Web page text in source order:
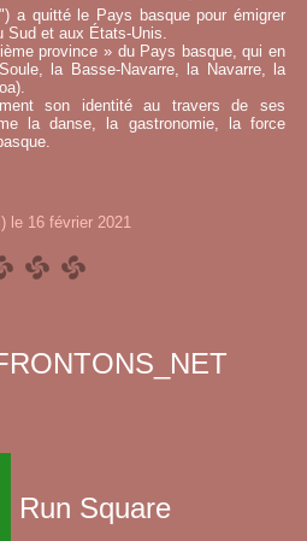
a quitté le Pays basque pour émigrer
Sud et aux États-Unis.
province » du Pays basque, qui en
la Basse-Navarre, la Navarre, la
son identité au travers de ses
la danse, la gastronomie, la force
le 16 février 2021
Run Square